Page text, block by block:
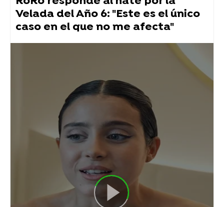
Velada del Año 6: "Este es el único
caso en el que no me afecta"